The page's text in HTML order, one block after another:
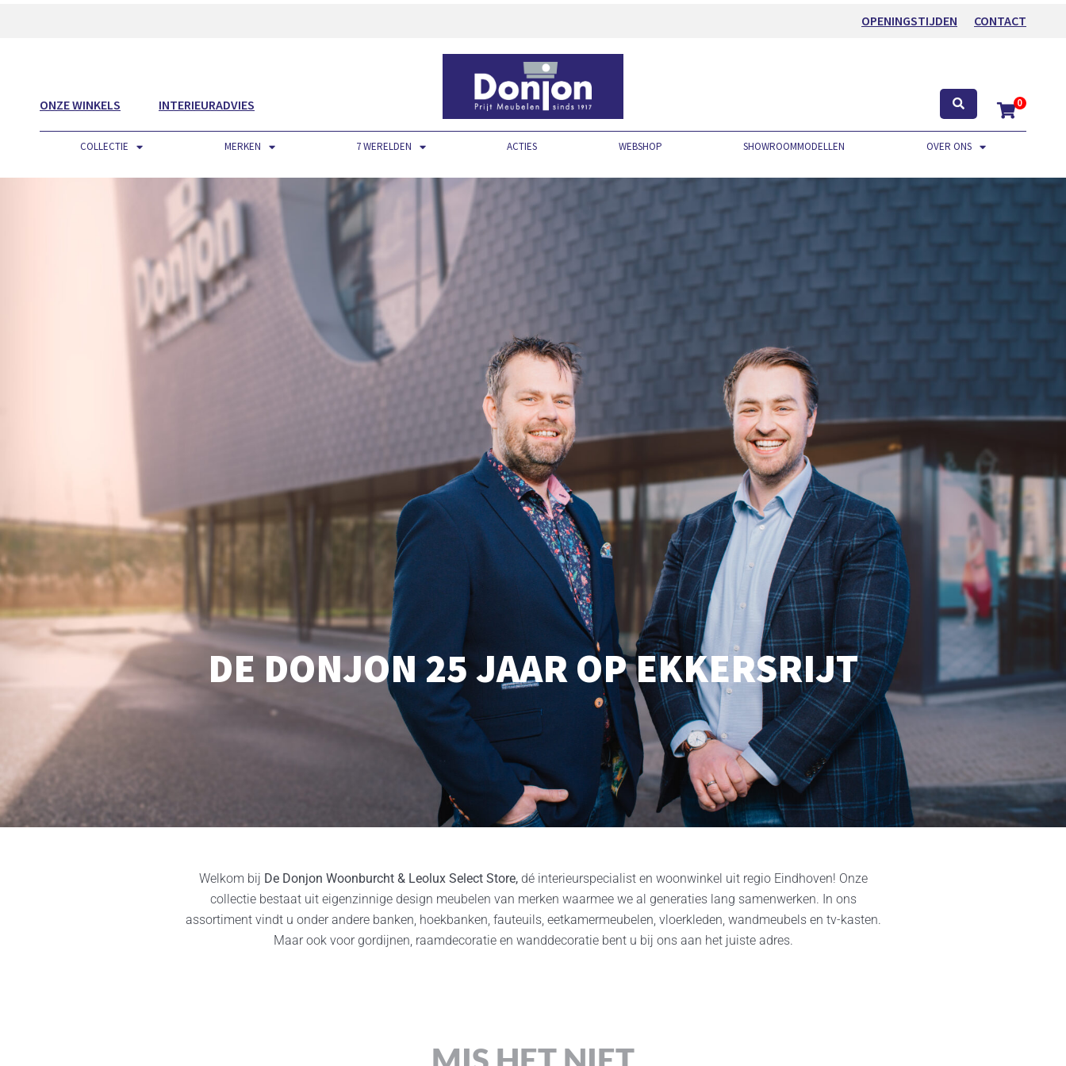
OPENINGSTIJDEN CONTACT
ONZE WINKELS INTERIEURADVIES 0
COLLECTIE MERKEN 7 WERELDEN ACTIES WEBSHOP SHOWROOMMODELLEN OVER ONS
DE DONJON 25 JAAR OP EKKERSRIJT
Welkom bij De Donjon Woonburcht & Leolux Select Store, dé interieurspecialist en woonwinkel uit regio Eindhoven! Onze
collectie bestaat uit eigenzinnige design meubelen van merken waarmee we al generaties lang samenwerken. In ons
assortiment vindt u onder andere banken, hoekbanken, fauteuils, eetkamermeubelen, vloerkleden, wandmeubels en tv-kasten.
Maar ook voor gordijnen, raamdecoratie en wanddecoratie bent u bij ons aan het juiste adres.